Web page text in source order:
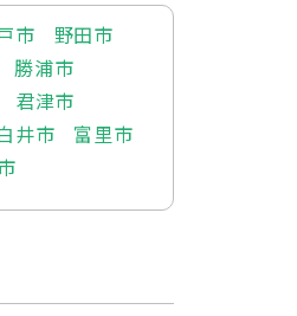
市
野田市
勝浦市
君津市
井市
富里市